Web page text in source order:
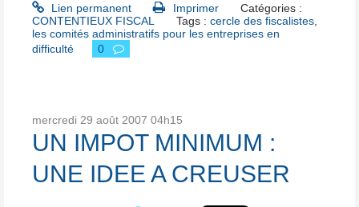
Lien permanent Imprimer
Catégories :
CONTENTIEUX FISCAL
Tags :cercle des fiscalistes
les comités administratifs pour les entreprises en
difficulté
0
mercredi 29 août 2007 04h15
UN IMPOT MINIMUM :
UNE IDEE A CREUSER